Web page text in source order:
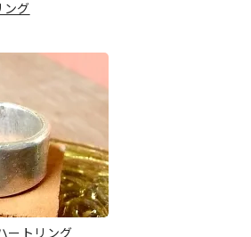
グ
ートリング